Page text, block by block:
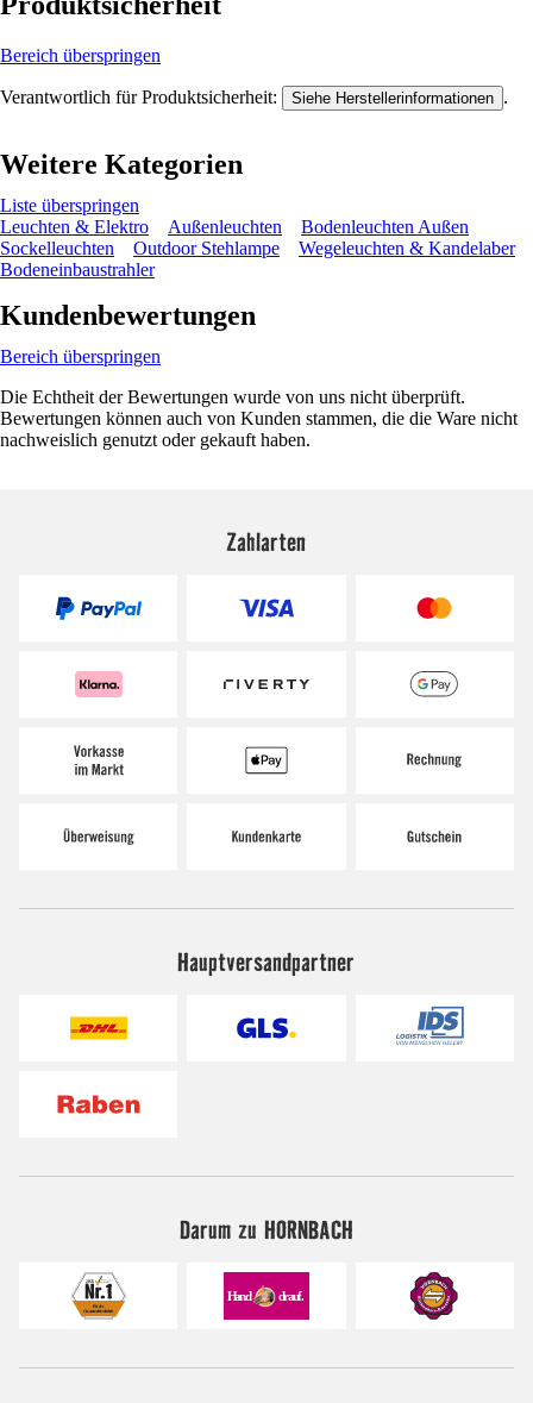
Bereich überspringen
Verantwortlich für Produktsicherheit: Siehe Herstellerinformationen .
Weitere Kategorien
Liste überspringen
Leuchten & Elektro
Außenleuchten
Bodenleuchten Außen
Sockelleuchten
Outdoor Stehlampe
Wegeleuchten & Kandelaber
Bodeneinbaustrahler
Kundenbewertungen
Bereich überspringen
Die Echtheit der Bewertungen wurde von uns nicht überprüft.
Bewertungen können auch von Kunden stammen, die die Ware nicht
nachweislich genutzt oder gekauft haben.
Zahlarten
Hauptversandpartner
Darum zu HORNBACH